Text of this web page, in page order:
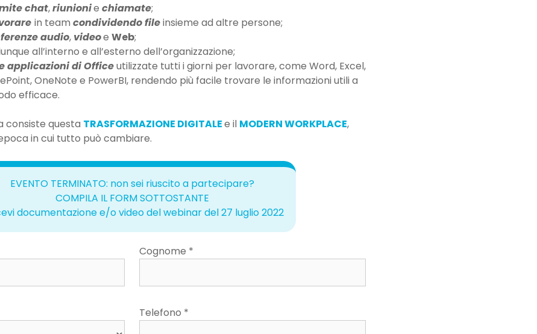
chat,riunionie chiamate;
in team condividendo fileinsieme ad altre persone;
audio, videoe Web;
all’interno e all’esterno dell’organizzazione;
applicazioni di Officeutilizzate tutti i giorni per lavorare, come Word, Excel,
OneNote e PowerBI, rendendo più facile trovare le informazioni utili a
efficace.
consiste questa TRASFORMAZIONE DIGITALEe il MODERN WORKPLACE,
in cui tutto può cambiare.
EVENTO TERMINATO: non sei riuscito a partecipare?
COMPILA IL FORM SOTTOSTANTE
documentazione e/o video del webinar del 27 luglio 2022
Cognome *
Telefono *